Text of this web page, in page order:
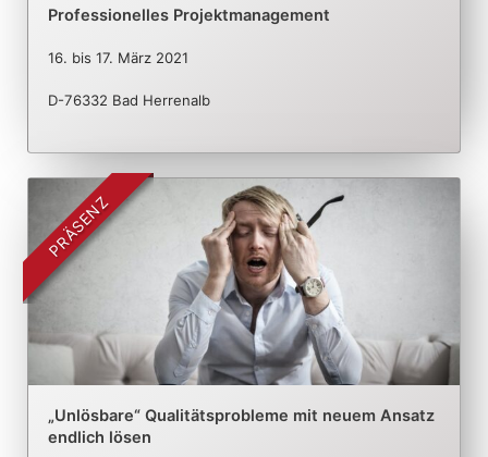
Professionelles Projektmanagement
16. bis 17. März 2021
D-76332 Bad Herrenalb
PRÄSENZ
„Unlösbare“ Qualitätsprobleme mit neuem Ansatz
endlich lösen